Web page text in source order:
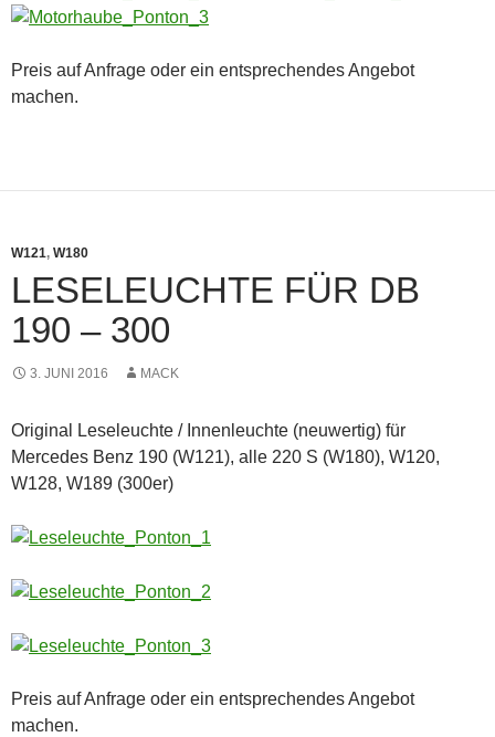
Preis auf Anfrage oder ein entsprechendes Angebot
machen.
W121, W180
LESELEUCHTE FÜR DB
190 – 300
3. JUNI 2016 MACK
Original Leseleuchte / Innenleuchte (neuwertig) für
Mercedes Benz 190 (W121), alle 220 S (W180), W120,
W128, W189 (300er)
Preis auf Anfrage oder ein entsprechendes Angebot
machen.